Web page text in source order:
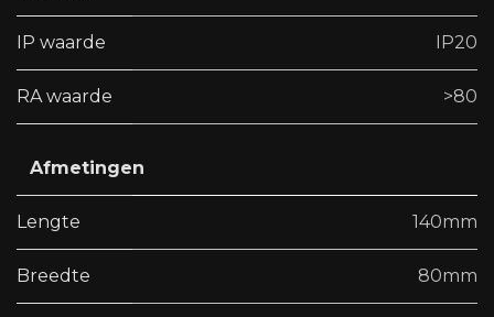
IP waarde IP20
RA waarde >80
Afmetingen
Lengte 140mm
Breedte 80mm